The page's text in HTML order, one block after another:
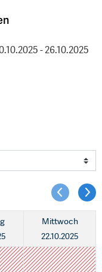
- 26.10.2025
Mittwoch
22.10.2025